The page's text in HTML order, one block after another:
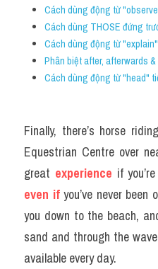
Cách dùng động từ
Cách dùng THOSE đứng
Cách dùng động từ
Phân biệt after, afterwards
Cách dùng động từ "head"
Finally, there’s horse
Equestrian Centre over
great experience if
even if you’ve never been
you down to the beach,
sand and through the
available every day.